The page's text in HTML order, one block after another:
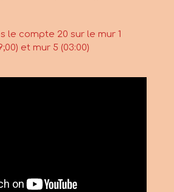
le compte 20 sur le mur 1
et mur 5 (03:00)